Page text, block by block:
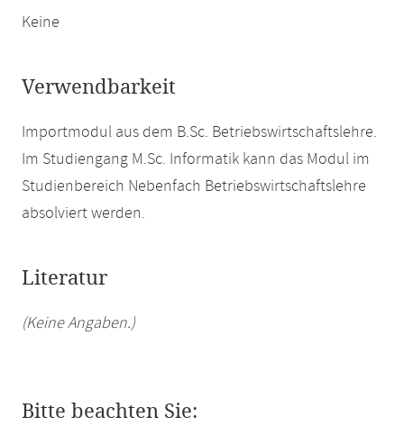
Keine
Verwendbarkeit
Importmodul aus dem B.Sc. Betriebswirtschaftslehre.
Im Studiengang M.Sc. Informatik kann das Modul im
Studienbereich Nebenfach Betriebswirtschaftslehre
absolviert werden.
Literatur
(Keine Angaben.)
Bitte beachten Sie: